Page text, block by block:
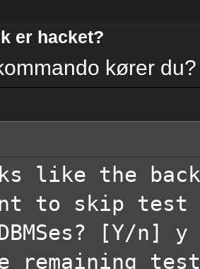
er hacket?
kører du?
like the back-
to skip
[Y/n] y
remaining